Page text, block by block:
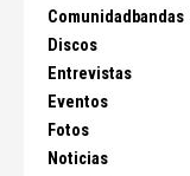
Comunidadbandas
Discos
Entrevistas
Eventos
Fotos
Noticias